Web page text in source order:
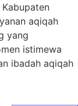
aqiqah
yang
istimewa
ibadah aqiqah